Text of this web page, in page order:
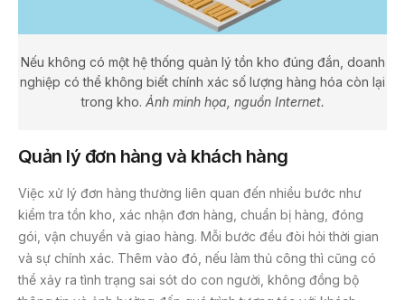
Nếu không có một hệ thống quản lý tồn kho đúng đắn, doanh
nghiệp có thể không biết chính xác số lượng hàng hóa còn lại
trong kho. Ảnh minh họa, nguồn Internet.
Quản lý đơn hàng và khách hàng
Việc xử lý đơn hàng thường liên quan đến nhiều bước như
kiểm tra tồn kho, xác nhận đơn hàng, chuẩn bị hàng, đóng
gói, vận chuyển và giao hàng. Mỗi bước đều đòi hỏi thời gian
và sự chính xác. Thêm vào đó, nếu làm thủ công thì cũng có
thể xảy ra tình trạng sai sót do con người, không đồng bộ